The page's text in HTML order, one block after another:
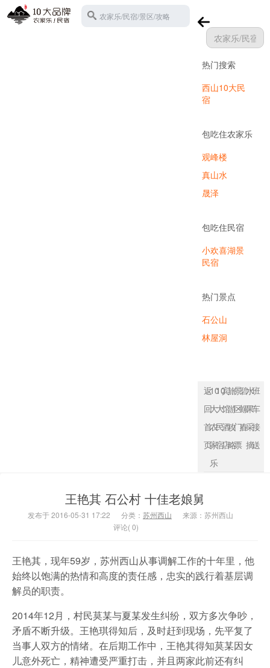
农家乐/民宿/景区/攻略
热门搜索
西山10大民
宿
包吃住农家乐
观峰楼
真山水
晟泽
包吃住民宿
小欢喜湖景
民宿
热门景点
石公山
林屋洞
返
回
首
页
10
大
农
家
乐
10
大
民
宿
宾
馆
酒
店
旅
游
攻
略
景
区
门
票
碧
螺
春
水
果
采
摘
班
车
接
送
王艳其 石公村 十佳老娘舅
发布于 2016-05-31 17:22 分类： 苏州西山
来源：苏州西山
评论( 0)
王艳其，现年59岁，苏州西山从事调解工作的十年里，他
始终以饱满的热情和高度的责任感，忠实的践行着基层调
解员的职责。
2014年12月，村民莫某与夏某发生纠纷，双方多次争吵，
矛盾不断升级。王艳琪得知后，及时赶到现场，先平复了
当事人双方的情绪。在后期工作中，王艳其得知莫某因女
儿意外死亡，精神遭受严重打击，并且两家此前还有纠